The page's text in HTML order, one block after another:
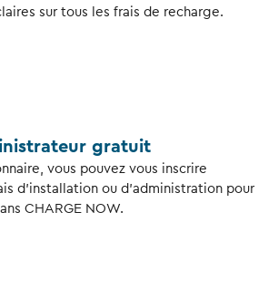
sur tous les frais de recharge.
gratuit
vous pouvez vous inscrire
d’installation ou d’administration pour
CHARGE NOW.